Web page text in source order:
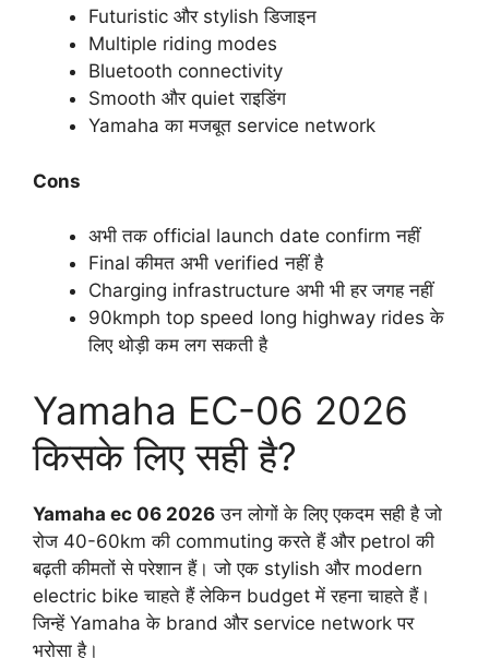
Futuristic और stylish डिजाइन
Multiple riding modes
Bluetooth connectivity
Smooth और quiet राइडिंग
Yamaha का मजबूत service network
Cons
अभी तक official launch date confirm नहीं
Final कीमत अभी verified नहीं है
Charging infrastructure अभी भी हर जगह नहीं
90kmph top speed long highway rides के
लिए थोड़ी कम लग सकती है
Yamaha EC-06 2026
किसके लिए सही है?
Yamaha ec 06 2026 उन लोगों के लिए एकदम सही है जो
रोज 40-60km की commuting करते हैं और petrol की
बढ़ती कीमतों से परेशान हैं। जो एक stylish और modern
electric bike चाहते हैं लेकिन budget में रहना चाहते हैं।
जिन्हें Yamaha के brand और service network पर
भरोसा है।